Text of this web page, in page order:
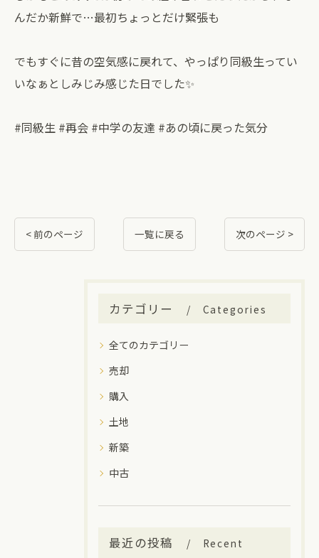
んだか新鮮で…最初ちょっとだけ緊張も
でもすぐに昔の空気感に戻れて、やっぱり同級生ってい
いなぁとしみじみ感じた日でした✨
#同級生 #再会 #中学の友達 #あの頃に戻った気分
< 前のページ 一覧に戻る 次のページ >
カテゴリー Categories
全てのカテゴリー
売却
購入
土地
新築
中古
最近の投稿
Recent